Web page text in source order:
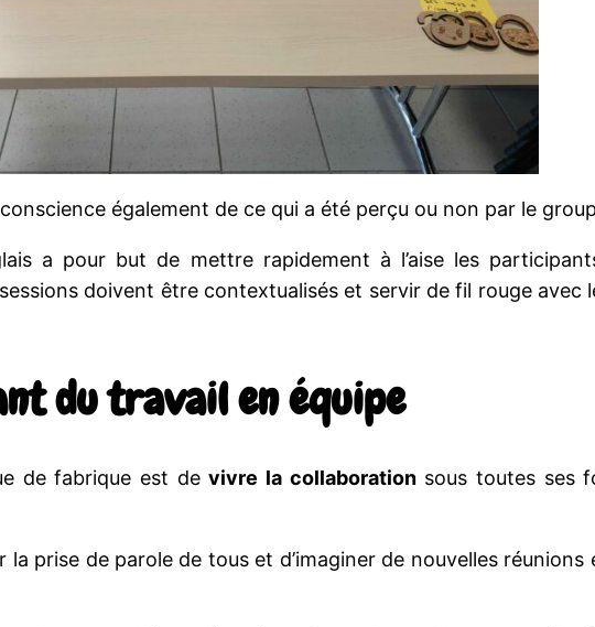
également de ce qui a été perçu ou non par le
a pour but de mettre rapidement à l’aise les
doivent être contextualisés et servir de fil rouge avec
du travail en équipe
de fabrique est devivre la collaborationsous toutes ses
la prise de parole de tous et d’imaginer de nouvelles